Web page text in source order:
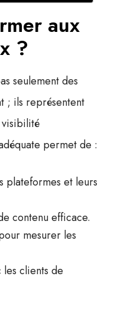
aux
?
seulement des
; ils représentent
visibilité
permet de :
plateformes et leurs
contenu efficace.
mesurer les
clients de